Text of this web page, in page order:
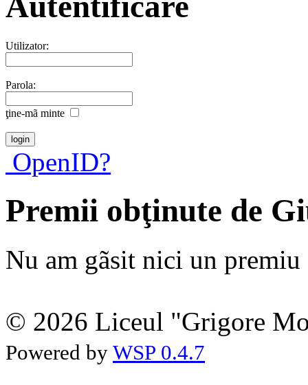
Utilizator:
Parola:
ţine-mã minte
OpenID?
Premii obţinute de
Nu am gãsit nici un premiu
© 2026 Liceul "Grigore
Powered by WSP 0.4.7